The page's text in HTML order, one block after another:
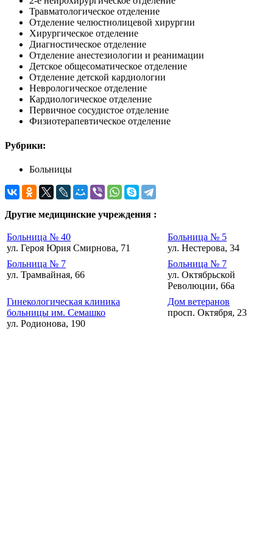
Травматологическое отделение
Отделение челюстнолицевой хирургии
Хирургическое отделение
Диагностическое отделение
Отделение анестезиологии и реанимации
Детское общесоматическое отделение
Отделение детской кардиологии
Неврологическое отделение
Кардиологическое отделение
Первичное сосудистое отделение
Физиотерапевтическое отделение
Рубрики:
Больницы
Другие медицинские учреждения :
Больница № 40
ул. Героя Юрия Смирнова, 71
Больница № 5
ул. Нестерова, 34
Больница № 7
ул. Трамвайная, 66
Больница № 7
ул. Октябрьской
Революции, 66а
Гинекологическая клиника
больницы им. Семашко
ул. Родионова, 190
Дом ветеранов
просп. Октября, 23